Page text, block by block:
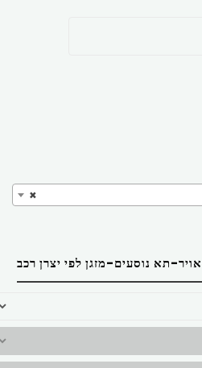
×
תא נוסעים-מזגן לפי יצרן רכב